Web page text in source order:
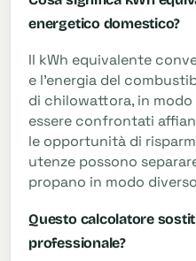
energetico domestico?
Il kWh equivalente
e l'energia del
di chilowattora, in
essere confrontati
le opportunità di
utenze possono
propano in modo
Questo calcolatore
professionale?